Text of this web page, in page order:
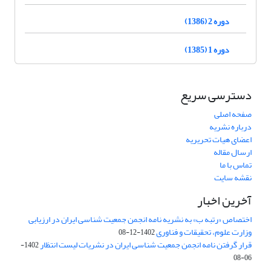
دوره 2 (1386)
دوره 1 (1385)
دسترسی سریع
صفحه اصلی
درباره نشریه
اعضای هیات تحریریه
ارسال مقاله
تماس با ما
نقشه سایت
آخرین اخبار
اختصاص «رتبه ب» به نشریه نامه انجمن جمعیت شناسی ایران در ارزیابی
وزارت علوم، تحقیقات و فناوری1402-12-08
قرار گرفتن نامه انجمن جمعیت شناسی ایران در نشریات لیست انتظار
1402-
06-08